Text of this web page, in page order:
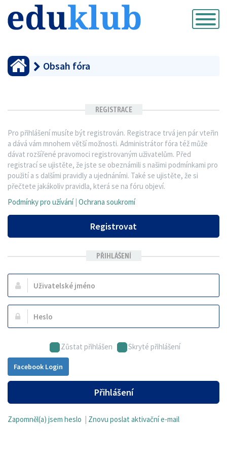
Přepnout
navigaci
Obsah fóra
REGISTRACE
Pro přihlášení musíte být registrován. Registrace trvá jen pár vteřin
a dává vám mnohem větší možnosti. Administrátor fóra též může
dávat rozšířené pravomoci registrovaným uživatelům. Před
registrací se ujistěte, že jste se obeznámili s našimi podmínkami pro
použití a s dalšími pravidly a ujednáními. Také se ujistěte, že si
přečtete jakákoliv pravidla, která se na fóru objeví.
Podmínky pro užívání| Ochrana soukromí
Registrovat
PŘIHLÁŠENÍ
Uživatelské
jméno:
Heslo:
Zůstat přihlášen Skryté přihlášení
Facebook Login
Přihlášení
Zapomněl(a) jsem heslo Znovu poslat aktivační e-mail